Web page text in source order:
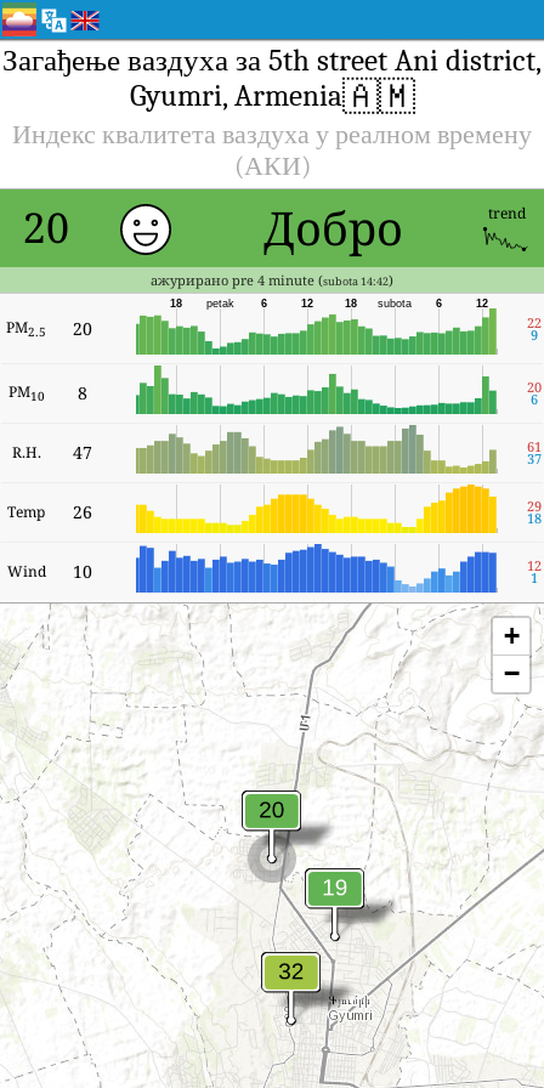
Загађење ваздуха за 5th street Ani district,
Gyumri, Armenia🇦🇲
Индекс квалитета ваздуха у реалном времену
(АКИ)
20 Добро trend
ажурирано pre 4 minute (subota 14:42)
PM2.5 20
12
6
subota
18
12
6
petak
18
22
9
PM10 8 20
6
R.H. 47 61
37
Temp 26 29
18
Wind 10 12
1
+
−